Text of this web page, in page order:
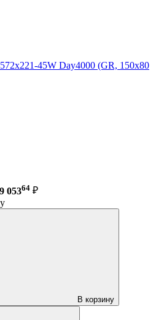
45W Day4000 (GR, 150x80
05364 ₽
В корзину